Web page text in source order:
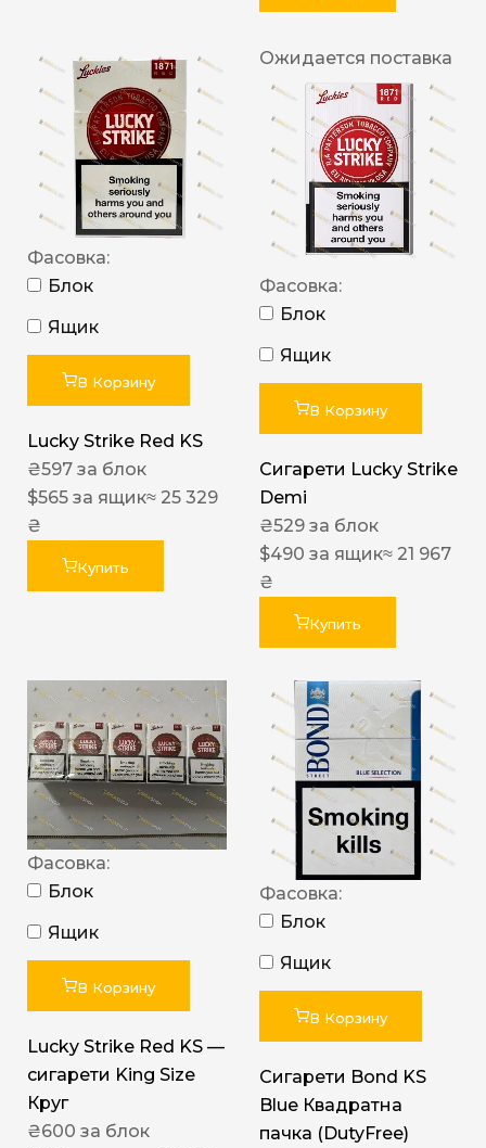
Фасовка:
Блок
Ящик
В Корзину
Lucky Strike Red KS
₴597 за блок
$565 за ящик≈ 25 329
₴
Купить
Ожидается поставка
Фасовка:
Блок
Ящик
В Корзину
Сигарети Lucky Strike
Demi
₴529 за блок
$490 за ящик≈ 21 967
₴
Купить
Фасовка:
Блок
Ящик
В Корзину
Lucky Strike Red KS —
сигарети King Size
Круг
₴600 за блок
Фасовка:
Блок
Ящик
В Корзину
Сигарети Bond KS
Blue Квадратна
пачка (DutyFree)